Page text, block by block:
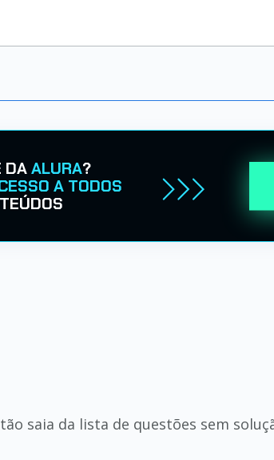
DAALURA?
A TODOS
saia da lista de questões sem